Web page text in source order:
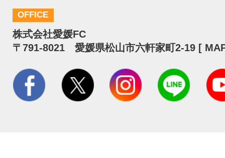
OFFICE
株式会社愛媛FC
〒791-8021 愛媛県松山市六軒家町2-19 [